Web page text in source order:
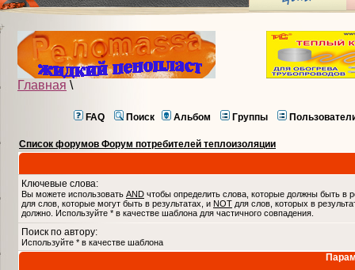
Главная \
FAQ Поиск Альбом Группы
Список форумов Форум потребителей теплоизоляции
Ключевые слова:
Вы можете использовать AND чтобы определить слова, которые должны быть в
для слов, которые могут быть в результатах, и NOT для слов, которых в
должно. Используйте * в качестве шаблона для частичного совпадения.
Поиск по автору:
Используйте * в качестве шаблона